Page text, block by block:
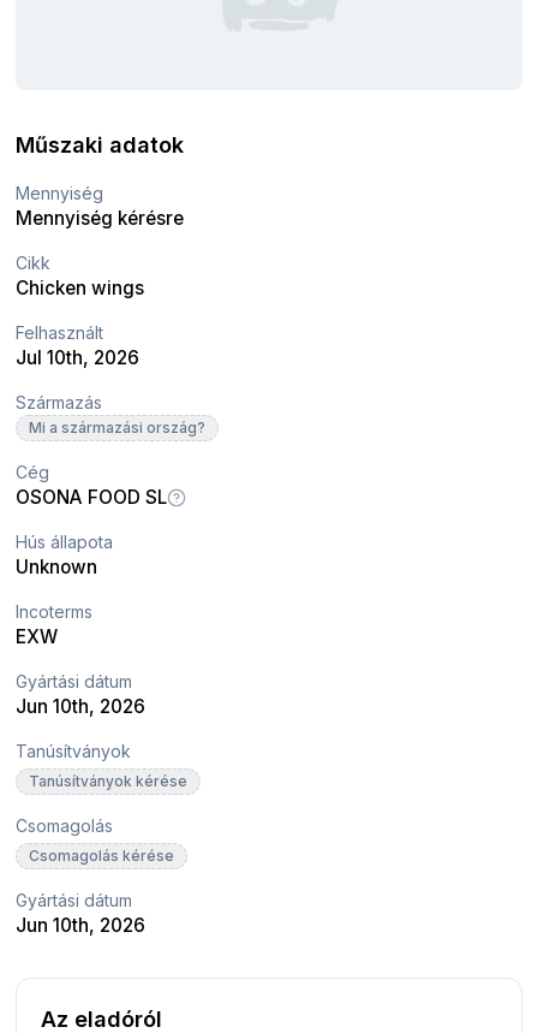
Műszaki adatok
Mennyiség
Mennyiség kérésre
Cikk
Chicken wings
Felhasznált
Jul 10th, 2026
Származás
Mi a származási ország?
Cég
OSONA FOOD SL
Hús állapota
Unknown
Incoterms
EXW
Gyártási dátum
Jun 10th, 2026
Tanúsítványok
Tanúsítványok kérése
Csomagolás
Csomagolás kérése
Gyártási dátum
Jun 10th, 2026
Az eladóról